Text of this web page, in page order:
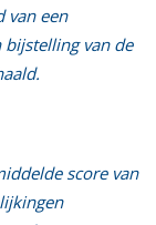
van een
bijstelling van de
score van